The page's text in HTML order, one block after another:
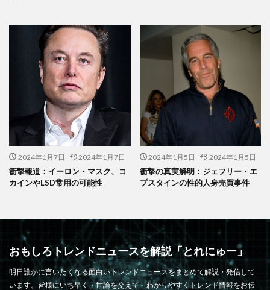
2024年1月7日 2024年1月7日
衝撃報道：イーロン・マスク、コ
カインやLSD常用の可能性
2024年1月5日 2024年1月5日
衝撃の真実解明：ジェフリー・エ
プスタインの性的人身売買事件
おもしろトレンドニュースを解説「とれにゅー」
明日誰かに言いたくなる面白いトレンドニュースをまとめて解説・発信して
います。皆様にいち早く・世論を交えて・わかりやすくトレンド情報をお伝